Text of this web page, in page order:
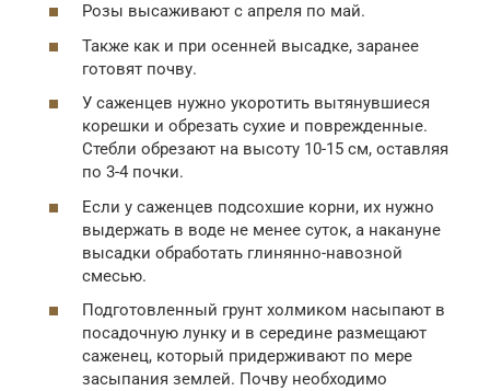
Розы высаживают с апреля по май.
Также как и при осенней высадке, заранее
готовят почву.
У саженцев нужно укоротить вытянувшиеся
корешки и обрезать сухие и поврежденные.
Стебли обрезают на высоту 10-15 см, оставляя
по 3-4 почки.
Если у саженцев подсохшие корни, их нужно
выдержать в воде не менее суток, а накануне
высадки обработать глинянно-навозной
смесью.
Подготовленный грунт холмиком насыпают в
посадочную лунку и в середине размещают
саженец, который придерживают по мере
засыпания землей. Почву необходимо